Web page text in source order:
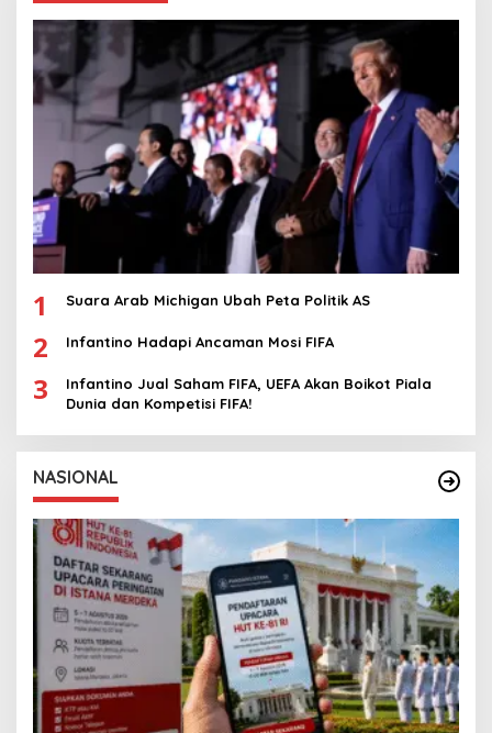
1 Suara Arab Michigan Ubah Peta Politik AS
2 Infantino Hadapi Ancaman Mosi FIFA
3
Infantino Jual Saham FIFA, UEFA Akan Boikot Piala
Dunia dan Kompetisi FIFA!
NASIONAL